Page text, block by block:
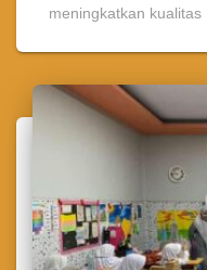
meningkatkan kualitas